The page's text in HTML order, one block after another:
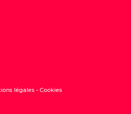
légales Cookies